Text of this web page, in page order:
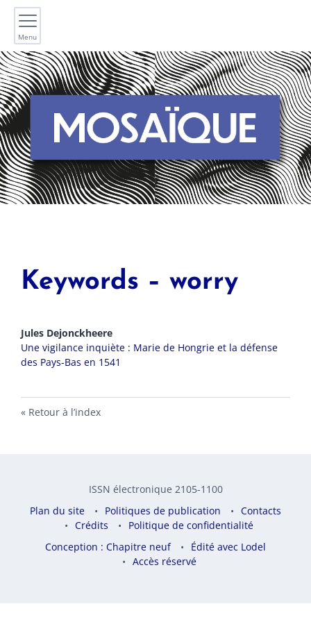
Menu
Keywords – worry
Jules Dejonckheere
Une vigilance inquiète : Marie de Hongrie et la défense
des Pays-Bas en 1541
Retour à l’index
ISSN électronique 2105-1100
Plan du site
Politiques de publication
Contacts
Crédits
Politique de confidentialité
Conception : Chapitre neuf
Édité avec Lodel
Accès réservé